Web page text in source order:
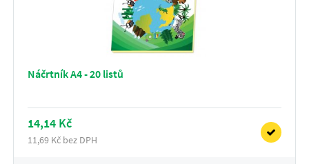
Náčrtník A4 - 20 listů
14,14 Kč
11,69 Kč bez DPH